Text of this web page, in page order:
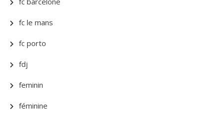
fc le mans
fc porto
fdj
feminin
féminine